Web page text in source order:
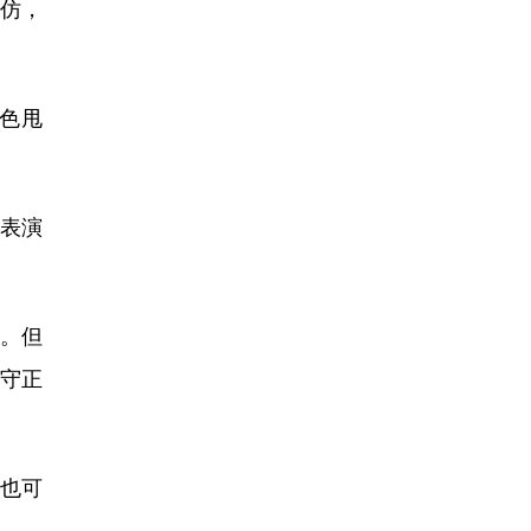
，
甩
演
但
正
可